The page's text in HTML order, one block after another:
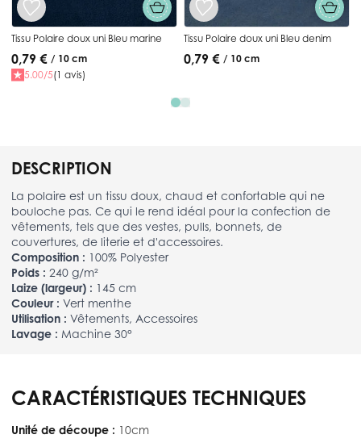
DESCRIPTION
La polaire est un tissu doux, chaud et confortable qui ne
bouloche pas. Ce qui le rend idéal pour la confection de
vêtements, tels que des vestes, pulls, bonnets, de
couvertures, de literie et d'accessoires.
Composition : 100% Polyester
Poids : 240 g/m²
Laize (largeur) : 145 cm
Couleur : Vert menthe
Utilisation : Vêtements, Accessoires
Lavage : Machine 30°
Tissu Polaire doux uni Bleu marine
0,79 € / 10 cm
5.00/5(1 avis)
Tissu Polaire doux uni Bleu denim
0,79 € / 10 cm
CARACTÉRISTIQUES TECHNIQUES
Unité de découpe : 10cm